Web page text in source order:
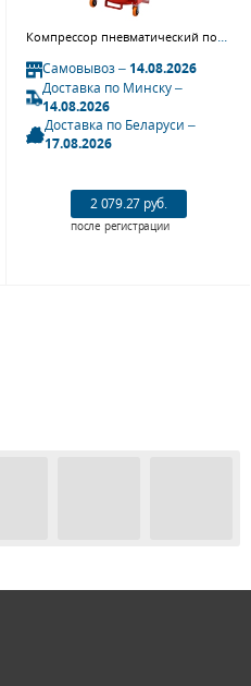
Компрессор пневматический поршневой ременной вертикальный GTE-MR4B150400A (380 В, 3.0 кВт, 8 атм., 400 л/мин, ресивер-150 л)
Самовывоз –14.08.2026
Доставка по Минску –
14.08.2026
Доставка по Беларуси –
17.08.2026
2 079.27 руб.
после регистрации